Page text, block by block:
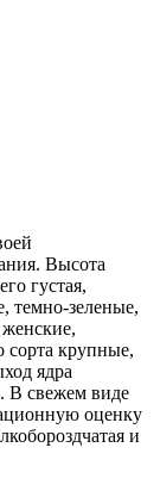
Высота
густая,
темно-зеленые,
крупные,
ядра
В свежем виде
оценку
и